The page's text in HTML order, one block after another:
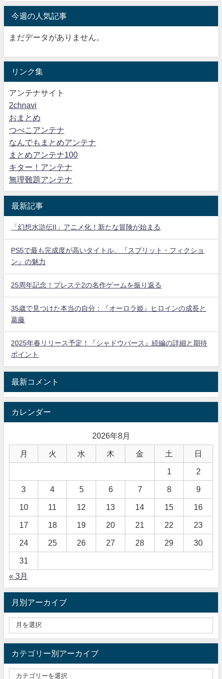
今週の人気記事
まだデータがありません。
リンク集
アンテナサイト
2chnavi
おまとめ
つべこアンテナ
なんでもまとめアンテナ
まとめアンテナ100
キター！アンテナ
無理難題アンテナ
最新記事
「幻想水滸伝II」アニメ化！新たな冒険が始まる
PS5で最も完成度が高いタイトル、『スプリット・フィクショ
ン』の魅力
25周年記念！プレステ2の名作ゲームを振り返る
35歳で見つけた本当の自分：『オーロラ姫』ヒロインの成長と
葛藤
2025年春リリース予定！『シャドウバース』続編の詳細と期待
ポイント
最新コメント
カレンダー
2026年8月
月 火 水 木 金 土 日
1 2
3 4 5 6 7 8 9
10 11 12 13 14 15 16
17 18 19 20 21 22 23
24 25 26 27 28 29 30
31
« 3月
月別アーカイブ
カテゴリー別アーカイブ